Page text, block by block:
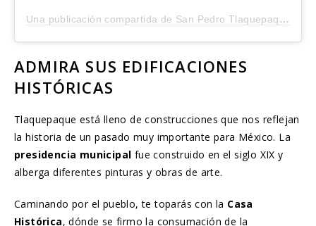
Una publicación compartida de San Pedro Tlaquepaque (@san_pedro_tlaquepaque)
ADMIRA SUS EDIFICACIONES
HISTÓRICAS
Tlaquepaque está lleno de construcciones que nos reflejan
la historia de un pasado muy importante para México. La
presidencia municipal fue construido en el siglo XIX y
alberga diferentes pinturas y obras de arte.
Caminando por el pueblo, te toparás con la Casa
Histórica, dónde se firmo la consumación de la